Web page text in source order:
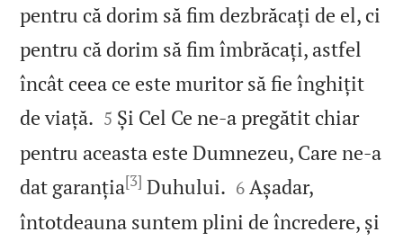
pentru că dorim să fim dezbrăcați de el, ci
pentru că dorim să fim îmbrăcați, astfel
încât ceea ce este muritor să fie înghițit
de viață. 

5 Și Cel Ce ne‑a pregătit chiar
pentru aceasta este Dumnezeu, Care ne‑a
dat garanția[3] Duhului. 

6 Așadar,
întotdeauna suntem plini de încredere, și